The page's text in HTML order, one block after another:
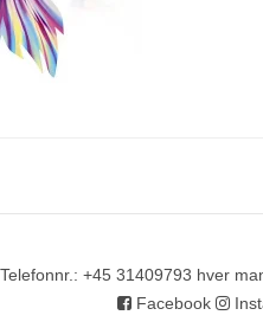
Telefonnr. : +45 31409793 hver
Facebook